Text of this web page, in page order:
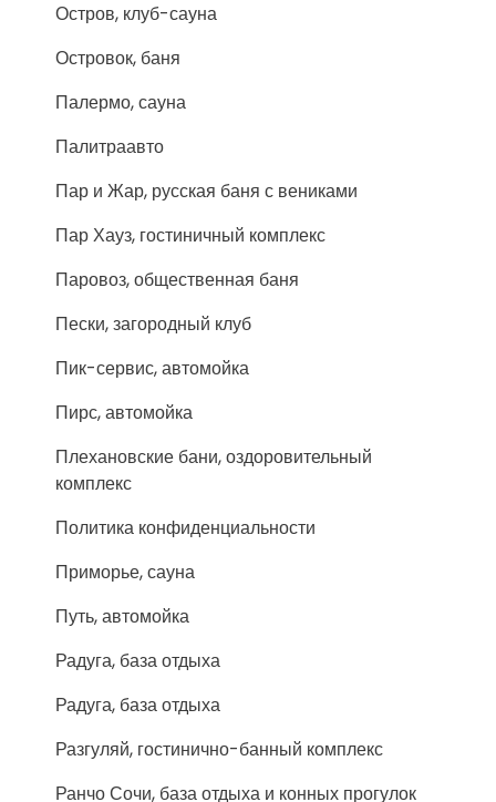
Остров, клуб-сауна
Островок, баня
Палермо, сауна
Палитраавто
Пар и Жар, русская баня с вениками
Пар Хауз, гостиничный комплекс
Паровоз, общественная баня
Пески, загородный клуб
Пик-сервис, автомойка
Пирс, автомойка
Плехановские бани, оздоровительный
комплекс
Политика конфиденциальности
Приморье, сауна
Путь, автомойка
Радуга, база отдыха
Радуга, база отдыха
Разгуляй, гостинично-банный комплекс
Ранчо Сочи, база отдыха и конных прогулок